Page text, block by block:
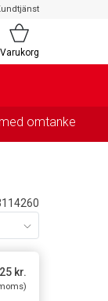
Varukorg
omtanke
kr.